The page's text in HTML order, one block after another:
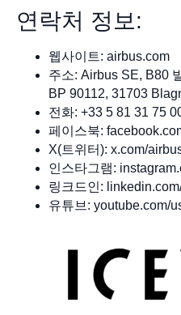
연락처 정보:
웹사이트: airbus.com
주소: Airbus SE, B80
BP 90112, 31703
전화: +33 5 81 31 75
페이스북:
X(트위터): x.com/
인스타그램:
링크드인:
유튜브: youtube.com/